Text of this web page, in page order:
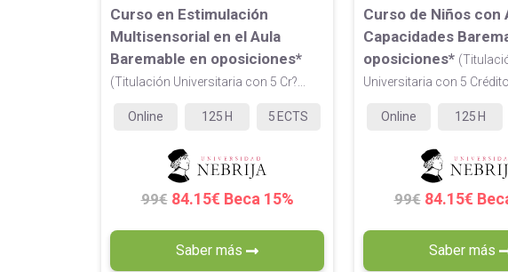
Curso en Estimulación
Multisensorial en el Aula
Baremable en oposiciones*
(Titulación Universitaria con 5 Cr?...
Online 125 H 5 ECTS
99€ 84.15€ Beca 15%
Saber más
Curso de Niños con
Capacidades
oposiciones*
Universitaria con 5
Online 125 H
99€ 84.15€
Saber más